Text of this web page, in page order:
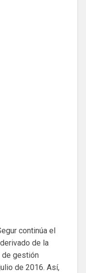
continúa el
de la
de gestión
de 2016. Así,